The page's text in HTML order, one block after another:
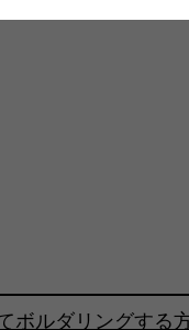
ボルダリングする